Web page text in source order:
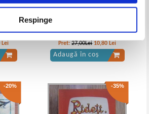
Respinge
Adaugă în coș
Lei
Nicolae Batzaria - Povesti de aur
Pret:27,00Lei 10,80 Lei
Adaugă în coș
-20% -35%